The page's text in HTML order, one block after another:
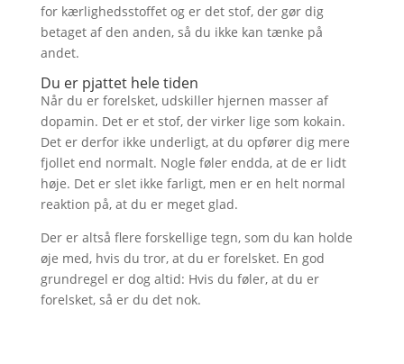
for kærlighedsstoffet og er det stof, der gør dig
betaget af den anden, så du ikke kan tænke på
andet.
Du er pjattet hele tiden
Når du er forelsket, udskiller hjernen masser af
dopamin. Det er et stof, der virker lige som kokain.
Det er derfor ikke underligt, at du opfører dig mere
fjollet end normalt. Nogle føler endda, at de er lidt
høje. Det er slet ikke farligt, men er en helt normal
reaktion på, at du er meget glad.
Der er altså flere forskellige tegn, som du kan holde
øje med, hvis du tror, at du er forelsket. En god
grundregel er dog altid: Hvis du føler, at du er
forelsket, så er du det nok.